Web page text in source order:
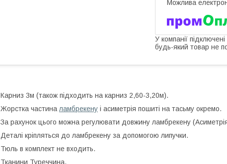
У компанії
будь-який товар не
Карниз 3м (також підходить на карниз 2,60-3,20м).
Жорстка частина ламбрекену і асиметрія пошиті на тасьму окремо.
За рахунок цього можна регулювати довжину ламбрекену
Деталі кріпляться до ламбрекену за допомогою липучки.
Тюль в комплект не входить.
Тканини Туреччина.